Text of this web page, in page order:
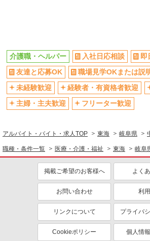
社会保険あり
産休・育休
社員登用あり
介護職・ヘルパー 入社日応相談
即
友達と応募OK
職場見学OKまたは説
未経験歓迎
経験者・有資格者歓迎
主婦・主夫歓迎
フリーター歓迎
アルバイト・バイト・求人TOP 東海 岐阜県
職種・条件一覧 医療・介護・福祉 東海 岐阜
掲載ご希望のお客様へ よく
お問い合わせ 利
リンクについて プライバ
Cookieポリシー 個人情